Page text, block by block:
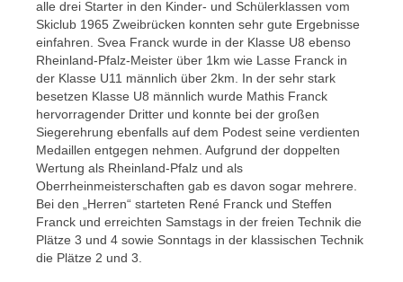
alle drei Starter in den Kinder- und Schülerklassen vom
Skiclub 1965 Zweibrücken konnten sehr gute Ergebnisse
einfahren. Svea Franck wurde in der Klasse U8 ebenso
Rheinland-Pfalz-Meister über 1km wie Lasse Franck in
der Klasse U11 männlich über 2km. In der sehr stark
besetzen Klasse U8 männlich wurde Mathis Franck
hervorragender Dritter und konnte bei der großen
Siegerehrung ebenfalls auf dem Podest seine verdienten
Medaillen entgegen nehmen. Aufgrund der doppelten
Wertung als Rheinland-Pfalz und als
Oberrheinmeisterschaften gab es davon sogar mehrere.
Bei den „Herren“ starteten René Franck und Steffen
Franck und erreichten Samstags in der freien Technik die
Plätze 3 und 4 sowie Sonntags in der klassischen Technik
die Plätze 2 und 3.